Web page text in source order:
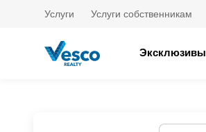
Услуги Услуги собственникам
Эксклюзивы